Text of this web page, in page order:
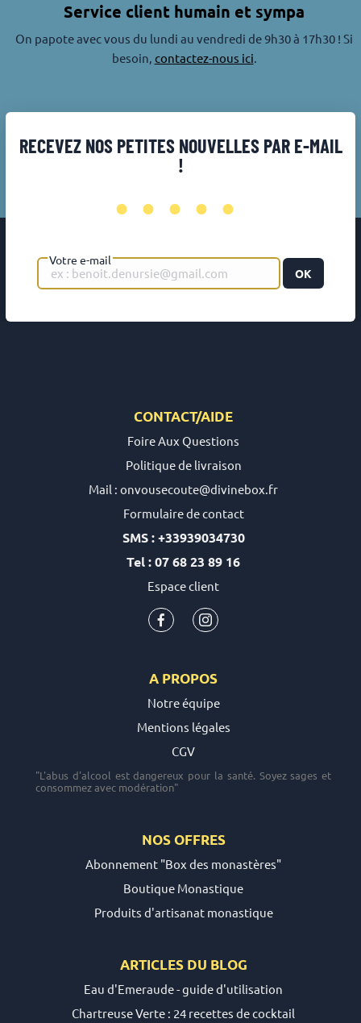
Service client humain et sympa
On papote avec vous du lundi au vendredi de 9h30 à 17h30 ! Si
besoin, contactez-nous ici.
RECEVEZ NOS PETITES NOUVELLES PAR E-MAIL
!
•••••
Votre e-mail
OK
CONTACT/AIDE
Foire Aux Questions
Politique de livraison
Mail : onvousecoute@divinebox.fr
Formulaire de contact
SMS : +33939034730
Tel : 07 68 23 89 16
Espace client
A PROPOS
Notre équipe
Mentions légales
CGV
"L'abus d'alcool est dangereux pour la santé. Soyez sages et
consommez avec modération"
NOS OFFRES
Abonnement "Box des monastères"
Boutique Monastique
Produits d'artisanat monastique
ARTICLES DU BLOG
Eau d'Emeraude - guide d'utilisation
Chartreuse Verte : 24 recettes de cocktail